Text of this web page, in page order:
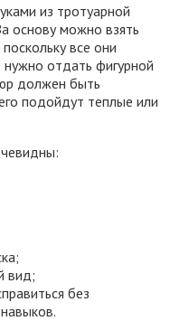
из тротуарной
основу можно взять
все они
нужно отдать фигурной
должен быть
подойдут теплые или
вид;
без